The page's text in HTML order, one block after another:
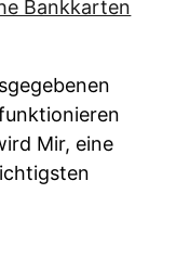
Mir, eine